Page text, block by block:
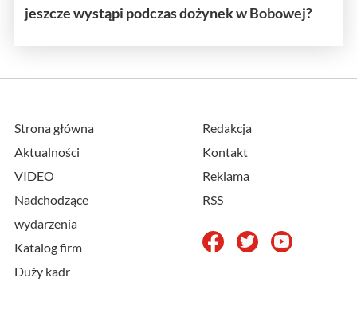
jeszcze wystąpi podczas dożynek w Bobowej?
Strona główna
Aktualności
VIDEO
Nadchodzące
wydarzenia
Katalog firm
Duży kadr
Redakcja
Kontakt
Reklama
RSS